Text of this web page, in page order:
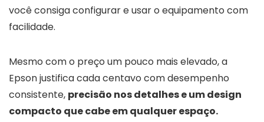
você consiga configurar e usar o equipamento com
facilidade.
Mesmo com o preço um pouco mais elevado, a
Epson justifica cada centavo com desempenho
consistente, precisão nos detalhes e um design
compacto que cabe em qualquer espaço.